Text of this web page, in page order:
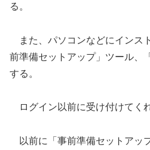
る。
また、パソコンなどにインス
前準備セットアップ」ツール、
する。
ログイン以前に受け付けてく
以前に「事前準備セットアッ